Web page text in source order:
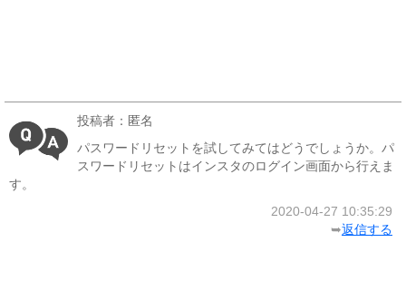
投稿者：匿名
パスワードリセットを試してみてはどうでしょうか。パ
スワードリセットはインスタのログイン画面から行えま
す。
2020-04-27 10:35:29
➥返信する